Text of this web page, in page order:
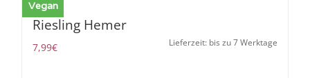
Vegan
Riesling Hemer
7,99€ Lieferzeit: bis zu 7 Werktage